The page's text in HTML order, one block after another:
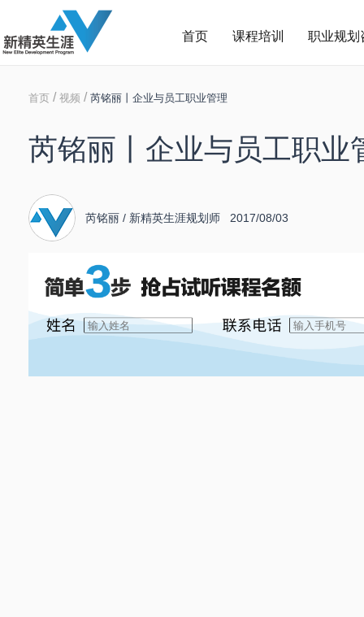
首页 课程培训 职业规划
首页/ 视频 / 芮铭丽丨企业与员工职业管理
芮铭丽丨企业与员工职业
芮铭丽 / 新精英生涯规划师 2017/08/03